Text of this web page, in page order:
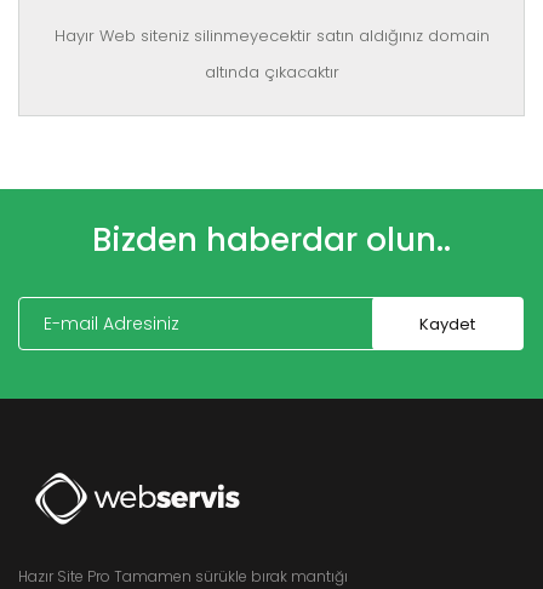
Hayır Web siteniz silinmeyecektir satın aldığınız domain
altında çıkacaktır
Bizden haberdar olun..
Hazır Site Pro Tamamen sürükle bırak mantığı